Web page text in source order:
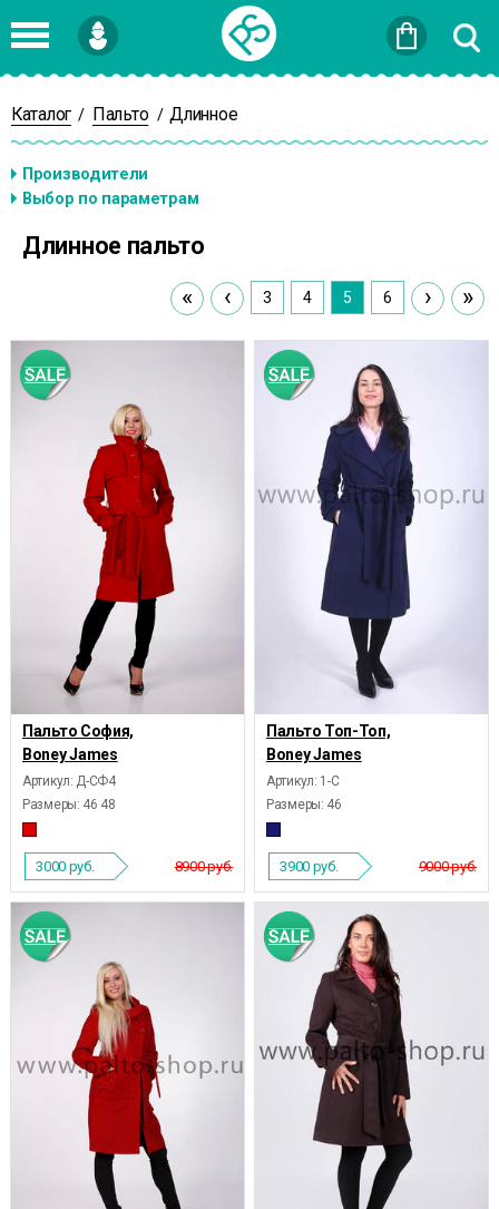
Войти
Каталог / Пальто / Длинное
Длинное пальто
«
‹ 3 4 5 6 › »
Пальто София,
Boney James
Артикул: Д-СФ4
Размеры: 46 48
8900 руб.
3000 руб.
Пальто Топ-Топ,
Boney James
Артикул: 1-С
Размеры: 46
9000 руб.
3900 руб.